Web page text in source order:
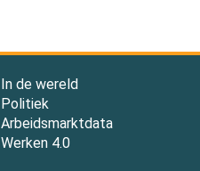
In de wereld
Politiek
Arbeidsmarktdata
Werken 4.0